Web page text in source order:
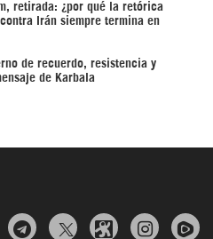
retirada: ¿por qué la retórica
Irán siempre termina en
de recuerdo, resistencia y
de Karbala
  